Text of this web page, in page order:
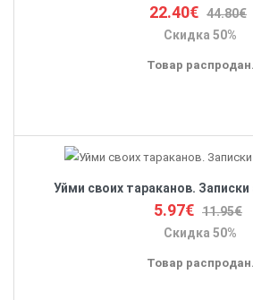
22.40€ 44.80€
Скидка 50%
Товар распродан.
Уйми своих тараканов.
5.97€ 11.95€
Скидка 50%
Товар распродан.